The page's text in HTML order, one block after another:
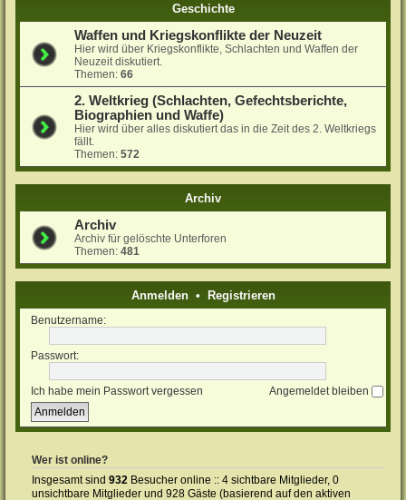
Geschichte
Waffen und Kriegskonflikte der Neuzeit
Hier wird über Kriegskonflikte, Schlachten und Waffen der
Neuzeit diskutiert.
Themen:66
2. Weltkrieg (Schlachten, Gefechtsberichte,
Biographien und Waffe)
Hier wird über alles diskutiert das in die Zeit des 2. Weltkriegs
fällt.
Themen:572
Archiv
Archiv
Archiv für gelöschte Unterforen
Themen:481
Anmelden• Registrieren
Benutzername:
Passwort:
Ich habe mein Passwort vergessen Angemeldet bleiben
Wer ist online?
Insgesamt sind932 Besucher online :: 4 sichtbare Mitglieder, 0
unsichtbare Mitglieder und 928 Gäste (basierend auf den aktiven